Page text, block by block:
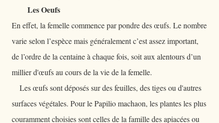
Les Oeufs
En effet, la femelle commence par pondre des œufs. Le nombre
varie selon l’espèce mais généralement c’est assez important,
de l’ordre de la centaine à chaque fois, soit aux alentours d’un
millier d'œufs au cours de la vie de la femelle.
Les œufs sont déposés sur des feuilles, des tiges ou d'autres
surfaces végétales. Pour le Papilio machaon, les plantes les plus
couramment choisies sont celles de la famille des apiacées ou